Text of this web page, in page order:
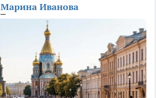
Марина Иванова